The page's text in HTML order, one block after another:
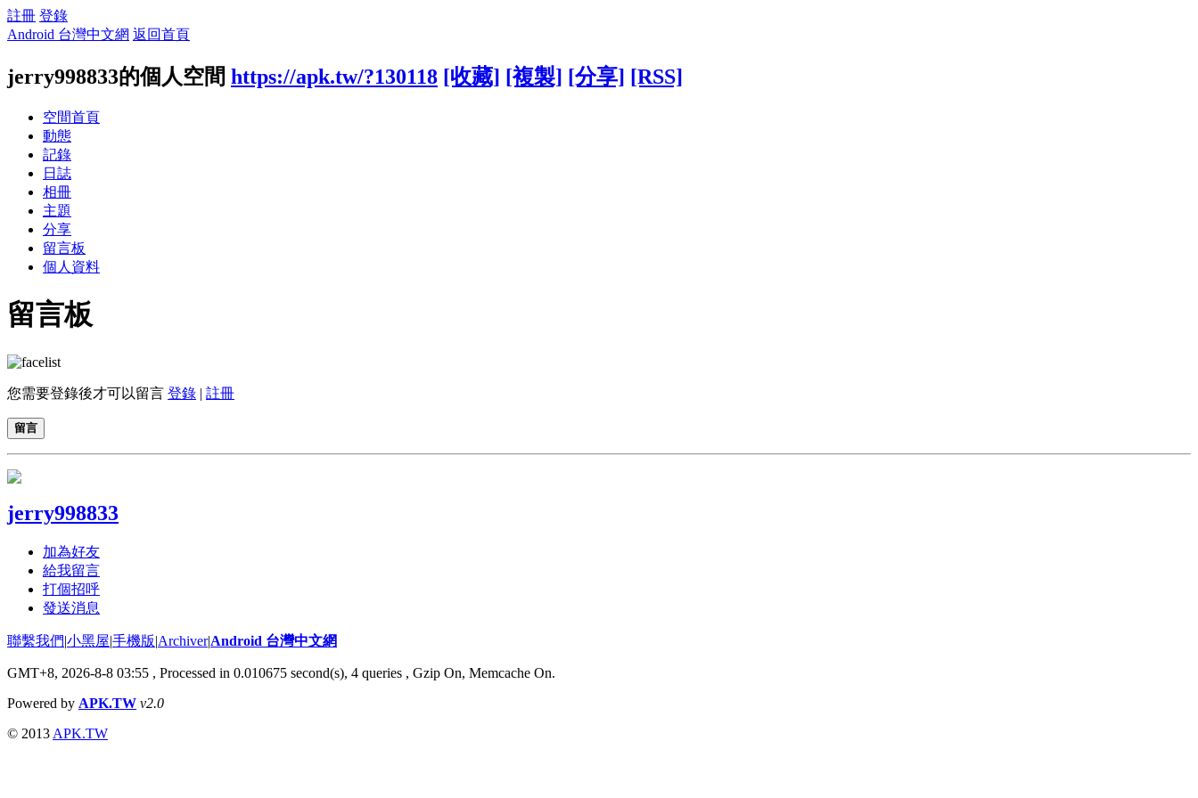
註冊 登錄
Android 台灣中文網 返回首頁
jerry998833的個人空間 https://apk.tw/?130118 [收藏] [複製] [分享] [RSS]
空間首頁
動態
記錄
日誌
相冊
主題
分享
留言板
個人資料
留言板
您需要登錄後才可以留言 登錄 | 註冊
留言
jerry998833
加為好友
給我留言
打個招呼
發送消息
聯繫我們|小黑屋|手機版|Archiver|Android 台灣中文網
GMT+8, 2026-8-8 03:55 , Processed in 0.010675 second(s), 4 queries , Gzip On, Memcache On.
Powered by APK.TW v2.0
© 2013 APK.TW